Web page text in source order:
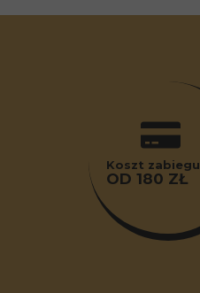
Koszt zabiegu
OD 180 ZŁ